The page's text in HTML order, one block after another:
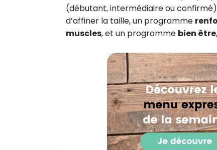
(débutant, intermédiaire ou confirmé)
d’affiner la taille, un programme
muscles, et un programme bien être